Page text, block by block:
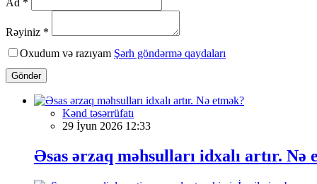
Ad *
Rəyiniz *
Oxudum və razıyam Şərh göndərmə qaydaları
Göndər
Kənd təsərrüfatı
29 İyun 2026 12:33
Əsas ərzaq məhsulları idxalı artır. Nə